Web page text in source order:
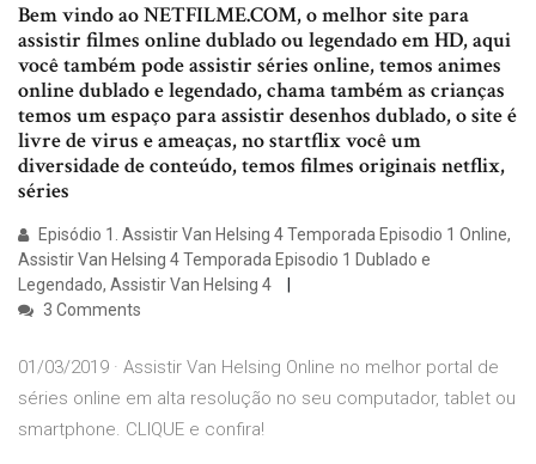
Bem vindo ao NETFILME.COM, o melhor site para
assistir filmes online dublado ou legendado em HD, aqui
você também pode assistir séries online, temos animes
online dublado e legendado, chama também as crianças
temos um espaço para assistir desenhos dublado, o site é
livre de virus e ameaças, no startflix você um
diversidade de conteúdo, temos filmes originais netflix,
séries
Episódio 1. Assistir Van Helsing 4 Temporada Episodio 1 Online,
Assistir Van Helsing 4 Temporada Episodio 1 Dublado e
Legendado, Assistir Van Helsing 4
3 Comments
01/03/2019 · Assistir Van Helsing Online no melhor portal de
séries online em alta resolução no seu computador, tablet ou
smartphone. CLIQUE e confira!